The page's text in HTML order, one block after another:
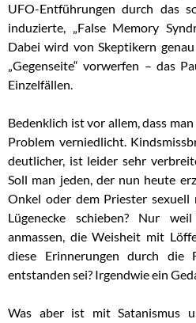
UFO-Entführungen durch das
induzierte, „False Memory
Dabei wird von Skeptikern
„Gegenseite“ vorwerfen – das
Einzelfällen.
Bedenklich ist vor allem, dass
Problem verniedlicht.
deutlicher, ist leider sehr
Soll man jeden, der nun heute
Onkel oder dem Priester
Lügenecke schieben? Nur
anmassen, die Weisheit mit
diese Erinnerungen durch die
entstanden sei? Irgendwie ein
Was aber ist mit Satanismus